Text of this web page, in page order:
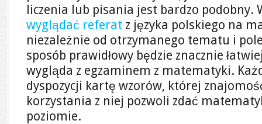
liczenia lub pisania jest bardzo podobny.
wyglądać referat z języka polskiego na
niezależnie od otrzymanego tematu i
sposób prawidłowy będzie znacznie
wygląda z egzaminem z matematyki.
dyspozycji kartę wzorów, której
korzystania z niej pozwoli zdać
poziomie.